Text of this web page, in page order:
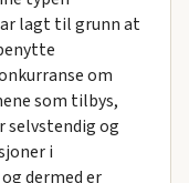
lagt til grunn at
om
som tilbys,
selvstendig og
i
dermed er